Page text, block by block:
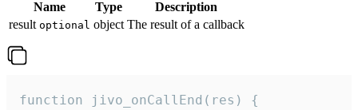
Name Type
Description
result optional object The result of a callback
function jivo_onCallEnd(res) {